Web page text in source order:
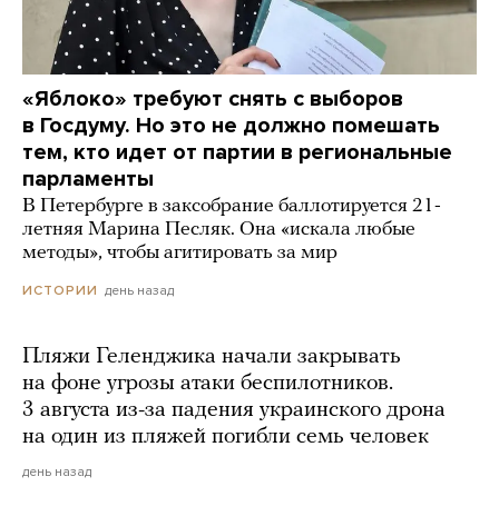
«Яблоко» требуют снять с выборов
в Госдуму. Но это не должно помешать
тем, кто идет от партии в региональные
парламенты
В Петербурге в заксобрание баллотируется 21-
летняя Марина Песляк. Она «искала любые
методы», чтобы агитировать за мир
ИСТОРИИ день назад
Пляжи Геленджика начали закрывать
на фоне угрозы атаки беспилотников.
3 августа из-за падения украинского дрона
на один из пляжей погибли семь человек
день назад